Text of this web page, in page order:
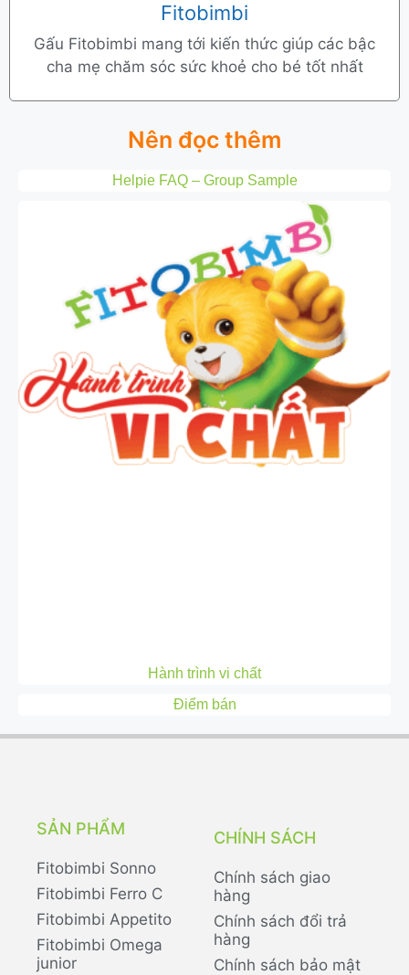
Fitobimbi
Gấu Fitobimbi mang tới kiến thức giúp các bậc
cha mẹ chăm sóc sức khoẻ cho bé tốt nhất
Nên đọc thêm
Helpie FAQ – Group Sample
Hành trình vi chất
Điểm bán
SẢN PHẨM
Fitobimbi Sonno
Fitobimbi Ferro C
Fitobimbi Appetito
Fitobimbi Omega
junior
CHÍNH SÁCH
Chính sách giao
hàng
Chính sách đổi trả
hàng
Chính sách bảo mật